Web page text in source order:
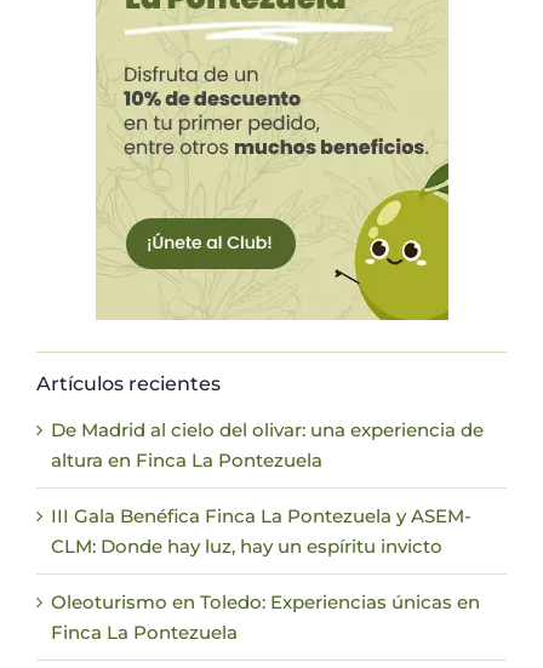
Artículos recientes
De Madrid al cielo del olivar: una experiencia de
altura en Finca La Pontezuela
III Gala Benéfica Finca La Pontezuela y ASEM-
CLM: Donde hay luz, hay un espíritu invicto
Oleoturismo en Toledo: Experiencias únicas en
Finca La Pontezuela